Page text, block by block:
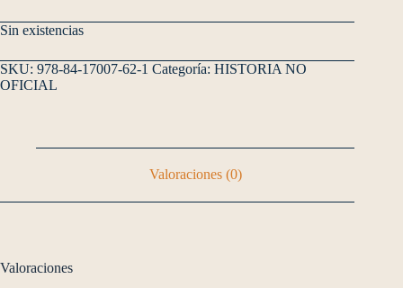
Sin existencias
SKU: 978-84-17007-62-1 Categoría: HISTORIA NO
OFICIAL
Valoraciones (0)
Valoraciones